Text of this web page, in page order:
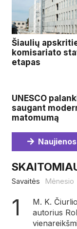
Šiaulių
komisariato
etapas
UNESCO
saugant
matomumą
Naujienos
Savaitės Mėnesio
M. K.
autorius